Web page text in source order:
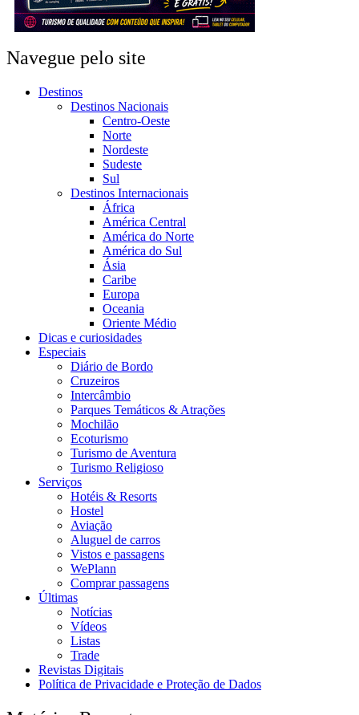
Navegue pelo site
Destinos
Destinos Nacionais
Centro-Oeste
Norte
Nordeste
Sudeste
Sul
Destinos Internacionais
África
América Central
América do Norte
América do Sul
Ásia
Caribe
Europa
Oceania
Oriente Médio
Dicas e curiosidades
Especiais
Diário de Bordo
Cruzeiros
Intercâmbio
Parques Temáticos & Atrações
Mochilão
Ecoturismo
Turismo de Aventura
Turismo Religioso
Serviços
Hotéis & Resorts
Hostel
Aviação
Aluguel de carros
Vistos e passagens
WePlann
Comprar passagens
Últimas
Notícias
Vídeos
Listas
Trade
Revistas Digitais
Política de Privacidade e Proteção de Dados